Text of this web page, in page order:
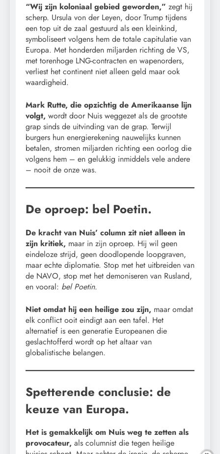
“Wij zijn koloniaal gebied geworden,” zegt hij
scherp. Ursula von der Leyen, door Trump tijdens
een top uit de zaal gestuurd als een kleinkind,
symboliseert volgens hem de totale capitulatie van
Europa. Met honderden miljarden richting de VS,
met torenhoge LNG-contracten en wapenorders,
verliest het continent niet alleen geld maar ook
waardigheid.
Mark Rutte, die opzichtig de Amerikaanse lijn
volgt, wordt door Nuis weggezet als de grootste
grap sinds de uitvinding van de grap. Terwijl
burgers hun energierekening nauwelijks kunnen
betalen, stromen miljarden richting een oorlog die
volgens hem – en gelukkig inmiddels vele andere
– nooit de onze was.
De oproep: bel Poetin.
De kracht van Nuis’ column zit niet alleen in
zijn kritiek, maar in zijn oproep. Hij wil geen
eindeloze strijd, geen doodlopende loopgraven,
maar echte diplomatie. Stop met het uitbreiden van
de NAVO, stop met het demoniseren van Rusland,
en vooral: bel Poetin.
Niet omdat hij een heilige zou zijn, maar omdat
elk conflict ooit eindigt aan een tafel. Het
alternatief is een generatie Europeanen die
geslachtofferd wordt op het altaar van
globalistische belangen.
Spetterende conclusie: de
keuze van Europa.
Het is gemakkelijk om Nuis weg te zetten als
provocateur, als columnist die tegen heilige